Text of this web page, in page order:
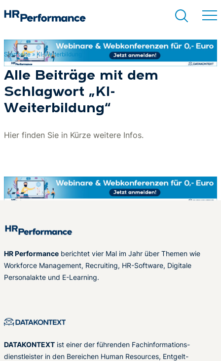
Suchen
Startseite» KI-Weiterbildung
Alle Beiträge mit dem
Schlagwort „KI-
Weiterbildung“
Hier finden Sie in Kürze weitere Infos.
HR Performance berichtet vier Mal im Jahr über Themen wie
Workforce Management, Recruiting, HR-Software, Digitale
Personalakte und E-Learning.
DATAKONTEXT ist einer der führenden Fachinformations-
dienstleister in den Bereichen Human Resources, Entgelt-